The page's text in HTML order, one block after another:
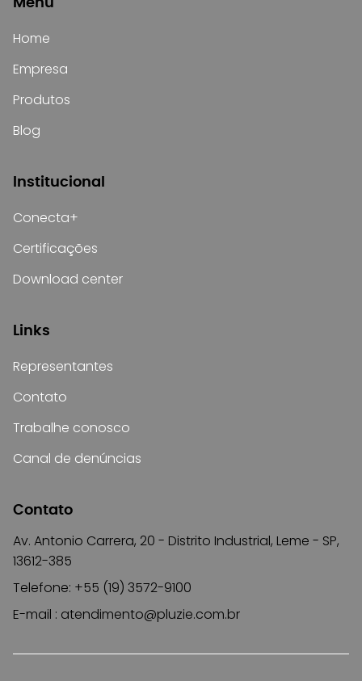
Menu
Home
Empresa
Produtos
Blog
Institucional
Conecta+
Certificações
Download center
Links
Representantes
Contato
Trabalhe conosco
Canal de denúncias
Contato
Av. Antonio Carrera, 20 - Distrito Industrial, Leme - SP,
13612-385
Telefone: +55 (19) 3572-9100
E-mail : atendimento@pluzie.com.br